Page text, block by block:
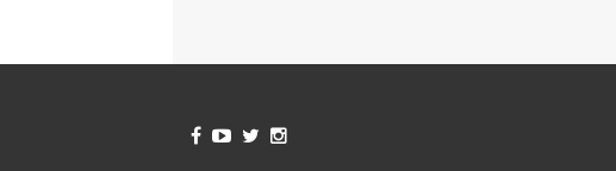
   